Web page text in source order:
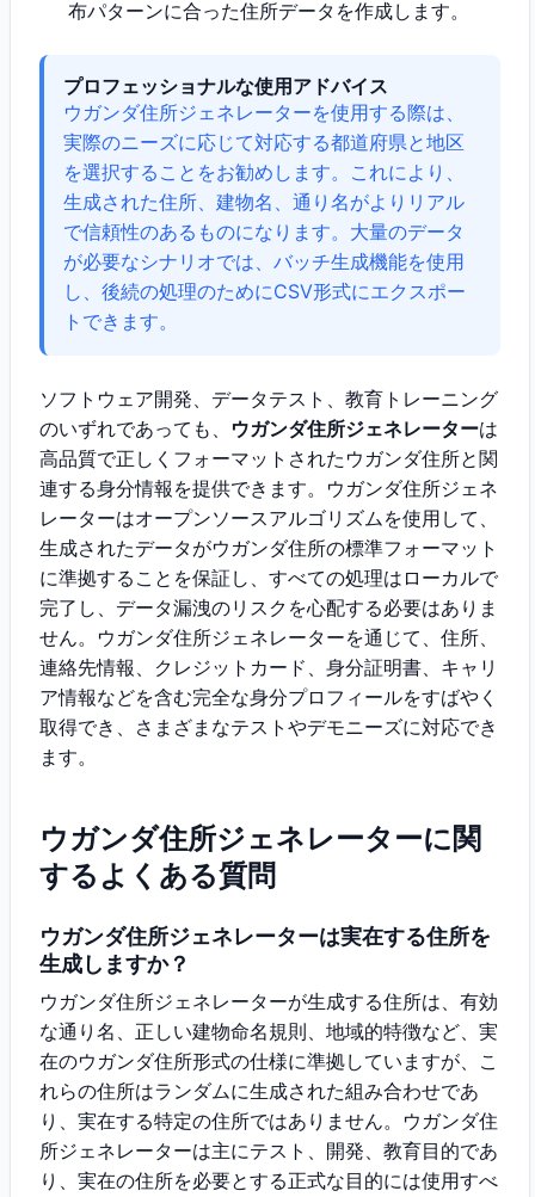
布パターンに合った住所データを作成します。
プロフェッショナルな使用アドバイス
ウガンダ住所ジェネレーターを使用する際は、
実際のニーズに応じて対応する都道府県と地区
を選択することをお勧めします。これにより、
生成された住所、建物名、通り名がよりリアル
で信頼性のあるものになります。大量のデータ
が必要なシナリオでは、バッチ生成機能を使用
し、後続の処理のためにCSV形式にエクスポー
トできます。
ソフトウェア開発、データテスト、教育トレーニング
のいずれであっても、 ウガンダ住所ジェネレーターは
高品質で正しくフォーマットされたウガンダ住所と関
連する身分情報を提供できます。ウガンダ住所ジェネ
レーターはオープンソースアルゴリズムを使用して、
生成されたデータがウガンダ住所の標準フォーマット
に準拠することを保証し、すべての処理はローカルで
完了し、データ漏洩のリスクを心配する必要はありま
せん。ウガンダ住所ジェネレーターを通じて、住所、
連絡先情報、クレジットカード、身分証明書、キャリ
ア情報などを含む完全な身分プロフィールをすばやく
取得でき、さまざまなテストやデモニーズに対応でき
ます。
ウガンダ住所ジェネレーターに関
するよくある質問
ウガンダ住所ジェネレーターは実在する住所を
生成しますか？
ウガンダ住所ジェネレーターが生成する住所は、有効
な通り名、正しい建物命名規則、地域的特徴など、実
在のウガンダ住所形式の仕様に準拠していますが、こ
れらの住所はランダムに生成された組み合わせであ
り、実在する特定の住所ではありません。ウガンダ住
所ジェネレーターは主にテスト、開発、教育目的であ
り、実在の住所を必要とする正式な目的には使用すべ